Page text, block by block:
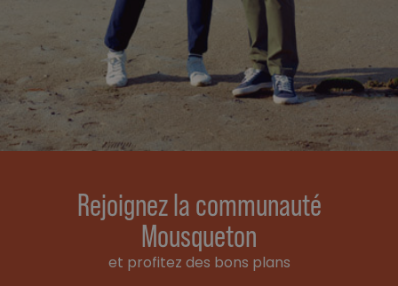
Rejoignez la communauté
Mousqueton
et profitez des bons plans